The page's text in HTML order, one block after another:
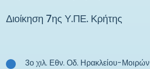
Διοίκηση 7ης Υ.ΠΕ. Κρήτης
3ο χιλ. Εθν. Οδ. Ηρακλείου-Μοιρών